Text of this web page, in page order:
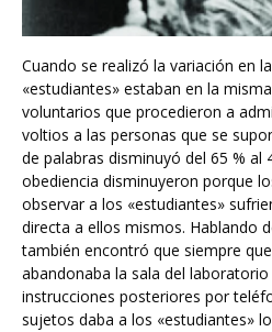
Cuando se realizó la variación en
«estudiantes» estaban en la
voluntarios que procedieron a
voltios a las personas que se
de palabras disminuyó del 65 % al
obediencia disminuyeron porque
observar a los «estudiantes»
directa a ellos mismos. Hablando
también encontró que siempre
abandonaba la sala del
instrucciones posteriores por
sujetos daba a los «estudiantes»